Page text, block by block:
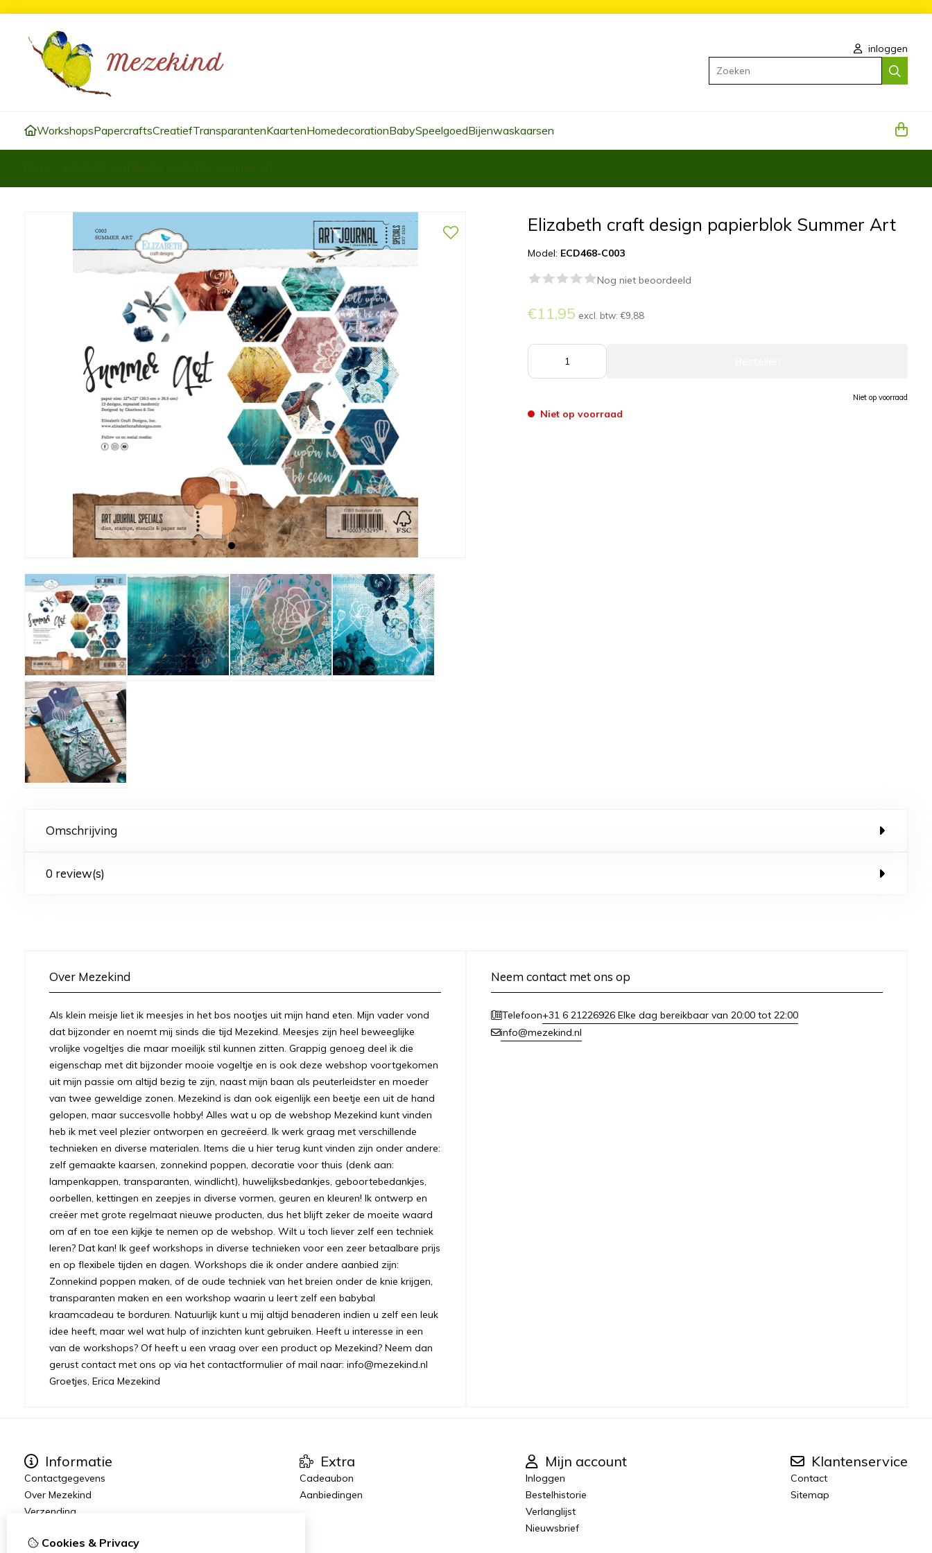
inloggen
Zoeken
WorkshopsPapercraftsCreatiefTransparantenKaartenHomedecorationBabySpeelgoedBijenwaskaarsen
Home Elizabeth craft design papierblok Summer Art
Elizabeth craft design papierblok Summer Art
Model: ECD468-C003
Nog niet beoordeeld
€11,95 excl. btw:€9,88
Niet op voorraad
Niet op voorraad
Omschrijving
0 review(s)
Over Mezekind
Als klein meisje liet ik meesjes in het bos nootjes uit mijn hand eten. Mijn vader vond
dat bijzonder en noemt mij sinds die tijd Mezekind. Meesjes zijn heel beweeglijke
vrolijke vogeltjes die maar moeilijk stil kunnen zitten. Grappig genoeg deel ik die
eigenschap met dit bijzonder mooie vogeltje en is ook deze webshop voortgekomen
uit mijn passie om altijd bezig te zijn, naast mijn baan als peuterleidster en moeder
van twee geweldige zonen. Mezekind is dan ook eigenlijk een beetje een uit de hand
gelopen, maar succesvolle hobby! Alles wat u op de webshop Mezekind kunt vinden
heb ik met veel plezier ontworpen en gecreëerd. Ik werk graag met verschillende
technieken en diverse materialen. Items die u hier terug kunt vinden zijn onder andere:
zelf gemaakte kaarsen, zonnekind poppen, decoratie voor thuis (denk aan:
lampenkappen, transparanten, windlicht), huwelijksbedankjes, geboortebedankjes,
oorbellen, kettingen en zeepjes in diverse vormen, geuren en kleuren! Ik ontwerp en
creëer met grote regelmaat nieuwe producten, dus het blijft zeker de moeite waard
om af en toe een kijkje te nemen op de webshop. Wilt u toch liever zelf een techniek
leren? Dat kan! Ik geef workshops in diverse technieken voor een zeer betaalbare prijs
en op flexibele tijden en dagen. Workshops die ik onder andere aanbied zijn:
Zonnekind poppen maken, of de oude techniek van het breien onder de knie krijgen,
transparanten maken en een workshop waarin u leert zelf een babybal
kraamcadeau te borduren. Natuurlijk kunt u mij altijd benaderen indien u zelf een leuk
idee heeft, maar wel wat hulp of inzichten kunt gebruiken. Heeft u interesse in een
van de workshops? Of heeft u een vraag over een product op Mezekind? Neem dan
gerust contact met ons op via het contactformulier of mail naar: info@mezekind.nl
Groetjes, Erica Mezekind
Neem contact met ons op
Telefoon+31 6 21226926 Elke dag bereikbaar van 20:00 tot 22:00
info@mezekind.nl
Informatie
Contactgegevens
Over Mezekind
Verzending
Privacybeleid
Extra
Cadeaubon
Aanbiedingen
Mijn account
Inloggen
Bestelhistorie
Verlanglijst
Nieuwsbrief
Klantenservice
Contact
Sitemap
Cookies & Privacy